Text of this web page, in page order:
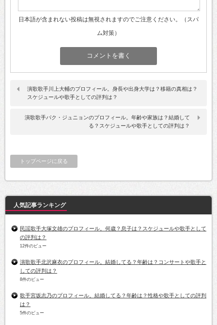
日本語が含まれない投稿は無視されますのでご注意ください。（スパ
ム対策）
演歌歌手川上大輔のプロフィール。身長や出身大学は？移籍の真相は？
スケジュールや歌手としての評判は？
演歌歌手パク・ジュニョンのプロフィール。年齢や家族は？結婚して
る？スケジュールや歌手としての評判は？
トップページに戻る
人気記事ランキング
民謡歌手大塚文雄のプロフィール。何歳？息子は？スケジュールや歌手として
の評判は？
12件のビュー
演歌歌手北沢麻衣のプロフィール。結婚してる？年齢は？コンサートや歌手と
しての評判は？
8件のビュー
歌手宮坂志乃のプロフィール。結婚してる？年齢は？性格や歌手としての評判
は？
5件のビュー